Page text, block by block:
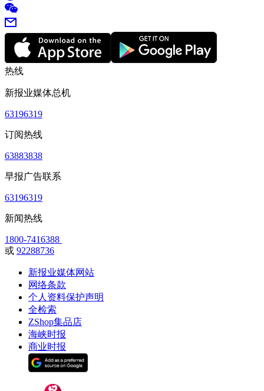
热线
新报业媒体总机
63196319
订阅热线
63883838
早报广告联系
63196319
新闻热线
1800-7416388
或 92288736
新报业媒体网站
网络条款
个人资料保护声明
全检索
ZShop集品店
海峡时报
商业时报